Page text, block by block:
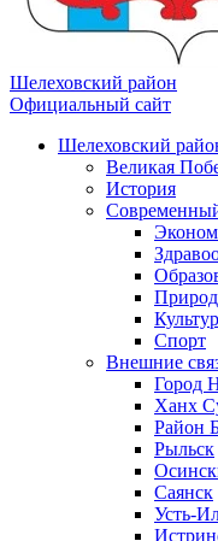
Шелеховский район
Официальный сайт
Шелеховский
Великая
История
Спорт
Внешние
Город
Ханх
Район
Рыльск
Саянск
Усть-